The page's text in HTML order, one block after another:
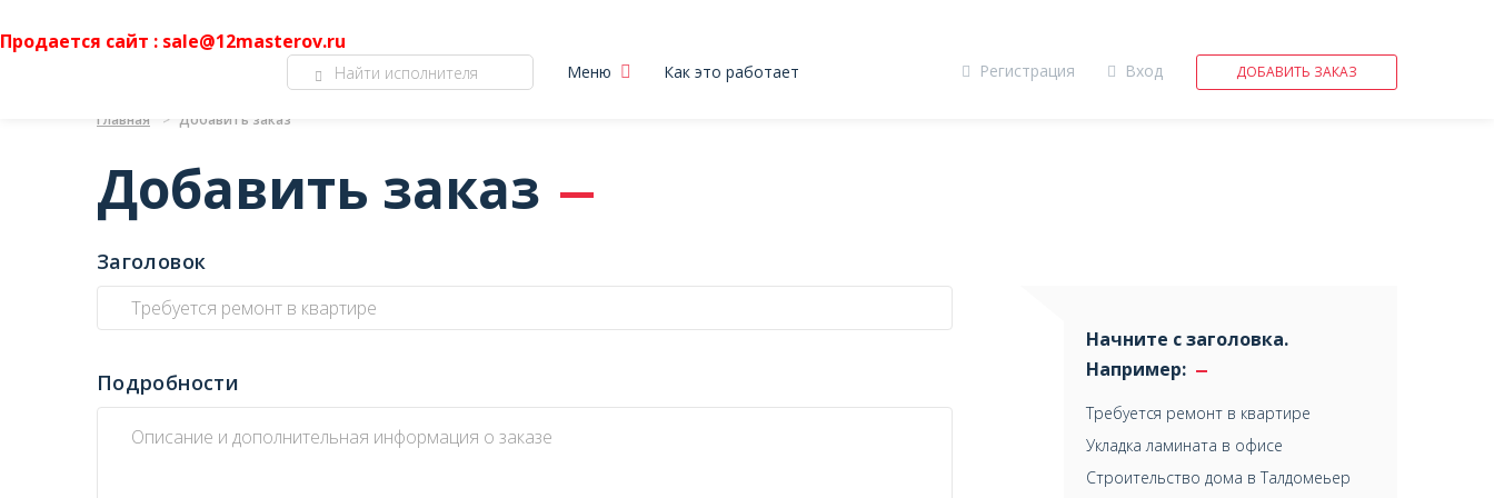
Продается сайт : sale@12masterov.ru
Регистрация Вход ДОБАВИТЬ ЗАКАЗ
Меню Как это работает
Главная Добавить заказ
Добавить заказ
Заголовок
Подробности
Начните с заголовка.
Например:
Требуется ремонт в квартире
Укладка ламината в офисе
Строительство дома в Талдомеьер